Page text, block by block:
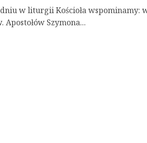
w liturgii Kościoła wspominamy:
Apostołów Szymona...